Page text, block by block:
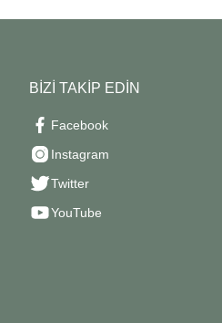
BİZİ TAKİP EDİN
Facebook
Instagram
Twitter
YouTube